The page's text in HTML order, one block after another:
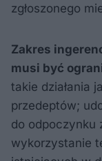
zgłoszonego
Zakres
musi być
takie działania
przedeptów;
do odpoczynku
wykorzystanie